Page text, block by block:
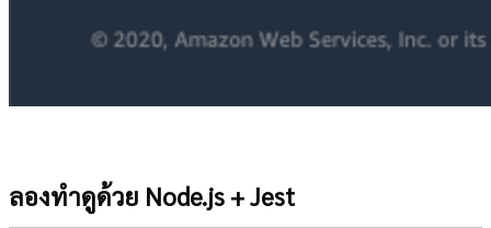
ลองทำดูด้วย Node.js + Jest